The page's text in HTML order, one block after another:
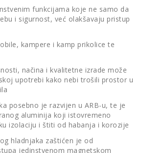
funkcijama koje ne samo da
i sigurnost, već olakšavaju pristup
kampere i kamp prikolice te
načina i kvalitetne izrade može
upotrebi kako nebi trošili prostor u
posebno je razvijen u ARB-u, te je
aluminija koji istovremeno
izolaciju i štiti od habanja i korozije
hladnjaka zaštićen je od
jedinstvenom magnetskom